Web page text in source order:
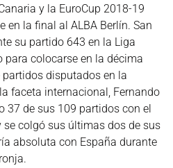
y la EuroCup 2018-19
en la final al ALBA Berlín. San
su partido 643 en la Liga
para colocarse en la décima
disputados en la
faceta internacional, Fernando
37 de sus 109 partidos con el
colgó sus últimas dos de sus
absoluta con España durante